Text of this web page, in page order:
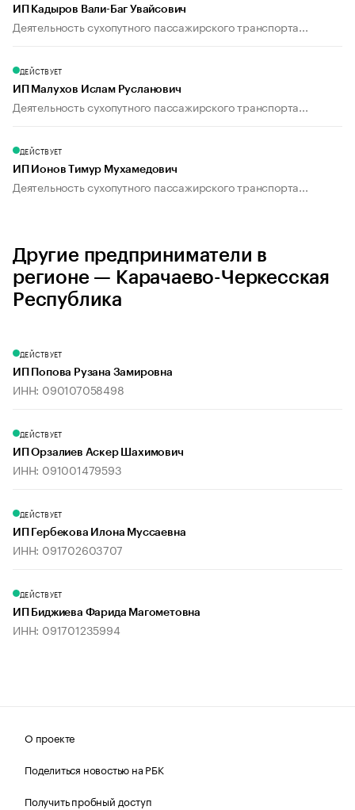
ИП Кадыров Вали-Баг Увайсович
Деятельность сухопутного пассажирского транспорта...
ДЕЙСТВУЕТ
ИП Малухов Ислам Русланович
Деятельность сухопутного пассажирского транспорта...
ДЕЙСТВУЕТ
ИП Ионов Тимур Мухамедович
Деятельность сухопутного пассажирского транспорта...
Другие предприниматели в
регионе — Карачаево-Черкесская
Республика
ДЕЙСТВУЕТ
ИП Попова Рузана Замировна
ИНН: 090107058498
ДЕЙСТВУЕТ
ИП Орзалиев Аскер Шахимович
ИНН: 091001479593
ДЕЙСТВУЕТ
ИП Гербекова Илона Муссаевна
ИНН: 091702603707
ДЕЙСТВУЕТ
ИП Биджиева Фарида Магометовна
ИНН: 091701235994
О проекте
Поделиться новостью на РБК
Получить пробный доступ